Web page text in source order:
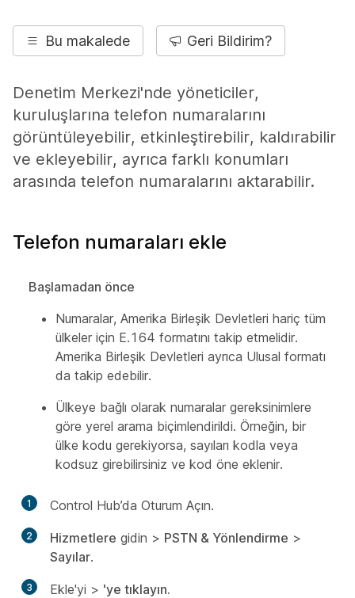
Bu makalede Geri Bildirim?
Denetim Merkezi'nde yöneticiler,
kuruluşlarına telefon numaralarını
görüntüleyebilir, etkinleştirebilir, kaldırabilir
ve ekleyebilir, ayrıca farklı konumları
arasında telefon numaralarını aktarabilir.
Telefon numaraları ekle
Başlamadan önce
Numaralar, Amerika Birleşik Devletleri hariç tüm
ülkeler için E.164 formatını takip etmelidir.
Amerika Birleşik Devletleri ayrıca Ulusal formatı
da takip edebilir.
Ülkeye bağlı olarak numaralar gereksinimlere
göre yerel arama biçimlendirildi. Örneğin, bir
ülke kodu gerekiyorsa, sayıları kodla veya
kodsuz girebilirsiniz ve kod öne eklenir.
1 Control Hub’da Oturum Açın.
2 Hizmetlere gidin > PSTN & Yönlendirme >
Sayılar.
3 Ekle'yi > 'ye tıklayın.